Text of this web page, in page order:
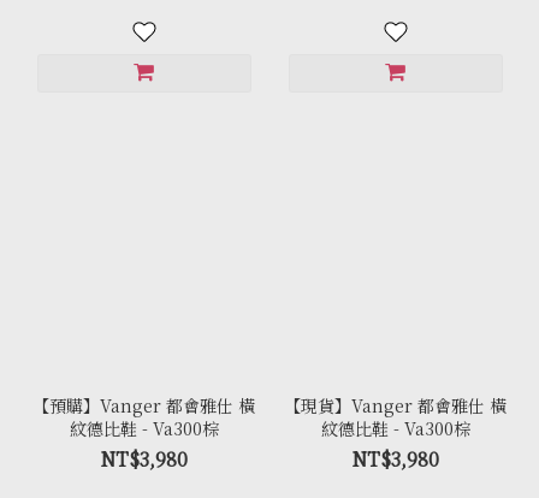
【預購】Vanger 都會雅仕 橫
紋德比鞋 - Va300棕
NT$3,980
【現貨】Vanger 都會雅仕 橫
紋德比鞋 - Va300棕
NT$3,980